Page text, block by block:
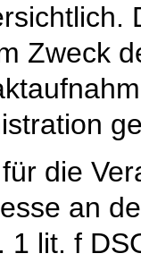
Zweck
die
an
1 lit. f